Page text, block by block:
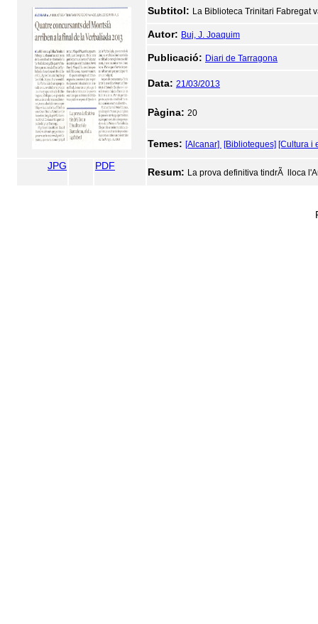
Subtitol: La Biblioteca Trinitari Fabregat
Autor: Buj, J. Joaquim
Publicació: Diari de Tarragona
Data: 21/03/2013
Pàgina: 20
Temes: [Alcanar] [Biblioteques] [Cultura i
JPG PDF
Resum: La prova definitiva tindrÃ lloca